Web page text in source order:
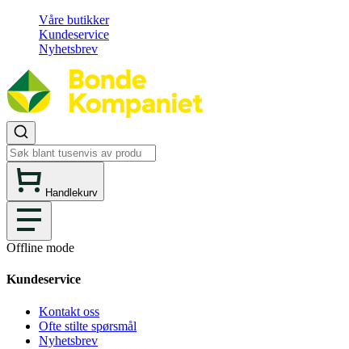
Våre butikker
Kundeservice
Nyhetsbrev
Handlekurv
Offline mode
Kundeservice
Kontakt oss
Ofte stilte spørsmål
Nyhetsbrev